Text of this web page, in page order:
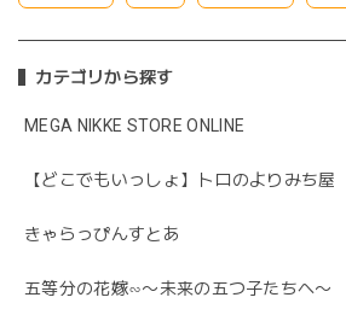
カテゴリから探す
MEGA NIKKE STORE ONLINE
【どこでもいっしょ】トロのよりみち屋
きゃらっぴんすとあ
五等分の花嫁∽〜未来の五つ子たちへ〜